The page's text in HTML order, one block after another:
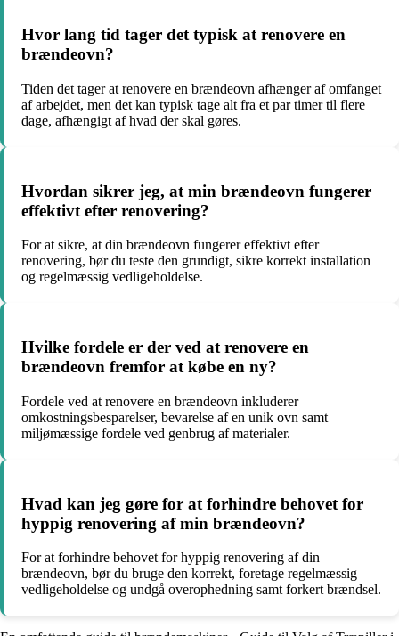
Hvor lang tid tager det typisk at renovere en
brændeovn?
Tiden det tager at renovere en brændeovn afhænger af omfanget
af arbejdet, men det kan typisk tage alt fra et par timer til flere
dage, afhængigt af hvad der skal gøres.
Hvordan sikrer jeg, at min brændeovn fungerer
effektivt efter renovering?
For at sikre, at din brændeovn fungerer effektivt efter
renovering, bør du teste den grundigt, sikre korrekt installation
og regelmæssig vedligeholdelse.
Hvilke fordele er der ved at renovere en
brændeovn fremfor at købe en ny?
Fordele ved at renovere en brændeovn inkluderer
omkostningsbesparelser, bevarelse af en unik ovn samt
miljømæssige fordele ved genbrug af materialer.
Hvad kan jeg gøre for at forhindre behovet for
hyppig renovering af min brændeovn?
For at forhindre behovet for hyppig renovering af din
brændeovn, bør du bruge den korrekt, foretage regelmæssig
vedligeholdelse og undgå overophedning samt forkert brændsel.